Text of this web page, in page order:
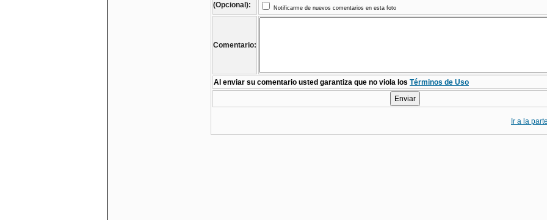
(Opcional):
Notificarme de nuevos comentarios en esta foto
Comentario:
Al enviar su comentario usted garantiza que no viola los Términos de Uso
Ir a la